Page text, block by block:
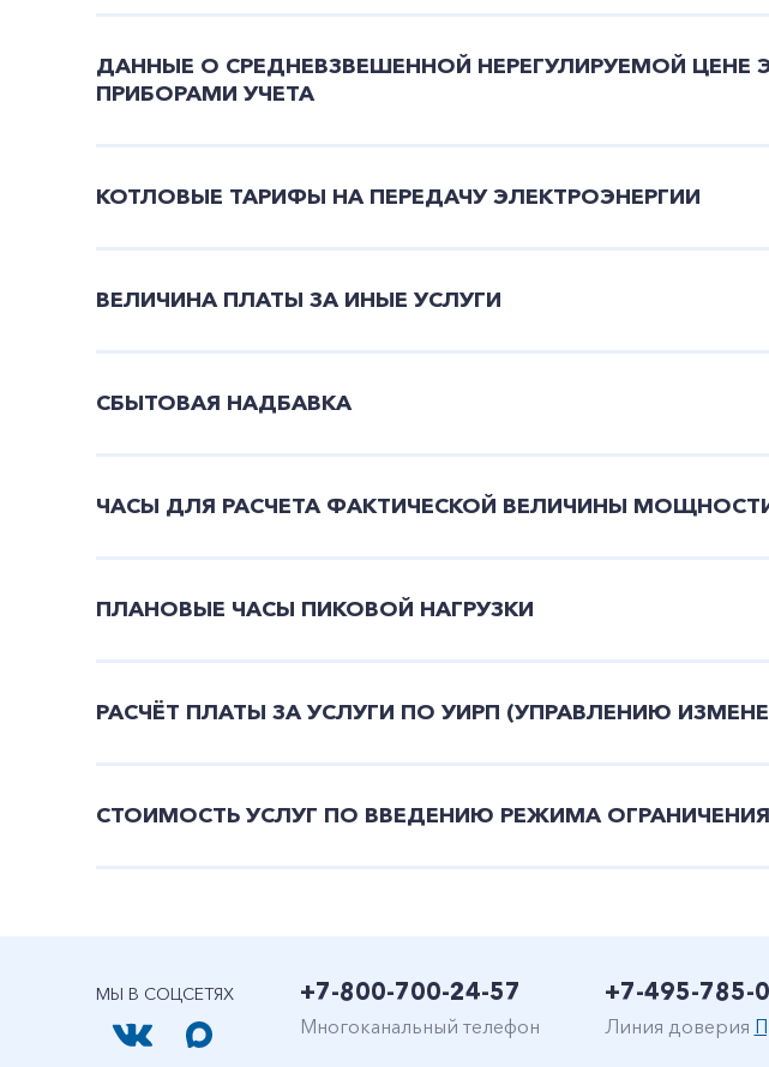
ДАННЫЕ О СРЕДНЕВЗВЕШЕННОЙ НЕРЕГУЛИРУЕМОЙ ЦЕНЕ
ПРИБОРАМИ УЧЕТА
КОТЛОВЫЕ ТАРИФЫ НА ПЕРЕДАЧУ ЭЛЕКТРОЭНЕРГИИ
ВЕЛИЧИНА ПЛАТЫ ЗА ИНЫЕ УСЛУГИ
СБЫТОВАЯ НАДБАВКА
ЧАСЫ ДЛЯ РАСЧЕТА ФАКТИЧЕСКОЙ ВЕЛИЧИНЫ
ПЛАНОВЫЕ ЧАСЫ ПИКОВОЙ НАГРУЗКИ
РАСЧЁТ ПЛАТЫ ЗА УСЛУГИ ПО УИРП (УПРАВЛЕНИЮ
СТОИМОСТЬ УСЛУГ ПО ВВЕДЕНИЮ РЕЖИМА
МЫ В СОЦСЕТЯХ +7-800-700-24-57
Многоканальный телефон
+7-495-785-
Линия доверия